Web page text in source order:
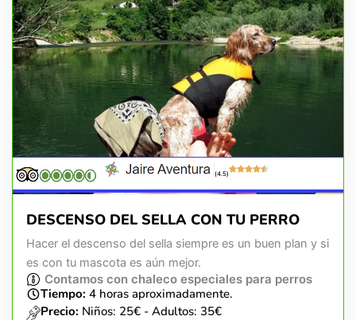
(4.5)
DESCENSO DEL SELLA CON TU PERRO
Hacer el descenso del sella siempre es un buen plan y si
es con tu mascota es aún mejor.
Contamos con chaleco especiales para perros
Tiempo: 4 horas aproximadamente.
Precio: Niños: 25€ - Adultos: 35€